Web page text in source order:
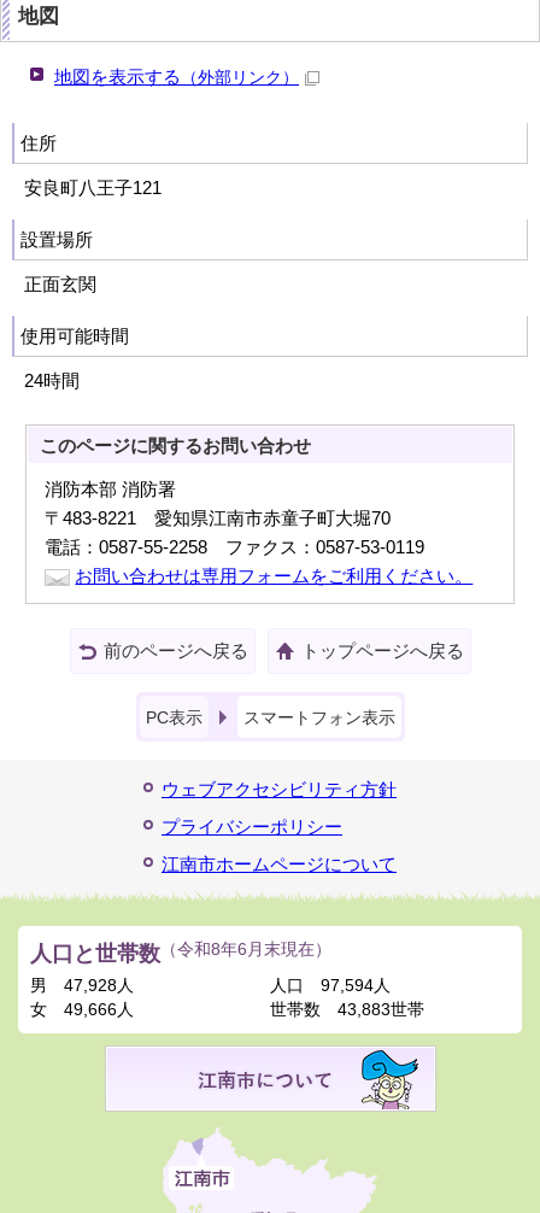
地図
地図を表示する （外部リンク）
住所
安良町八王子121
設置場所
正面玄関
使用可能時間
24時間
このページに関するお問い合わせ
消防本部 消防署
〒483-8221 愛知県江南市赤童子町大堀70
電話：0587-55-2258 ファクス：0587-53-0119
お問い合わせは専用フォームをご利用ください。
前のページへ戻る トップページへ戻る
PC表示 スマートフォン表示
ウェブアクセシビリティ方針
プライバシーポリシー
江南市ホームページについて
人口と世帯数 （令和8年6月末現在）
男
47,928人
女
49,666人
人口
97,594人
世帯数
43,883世帯